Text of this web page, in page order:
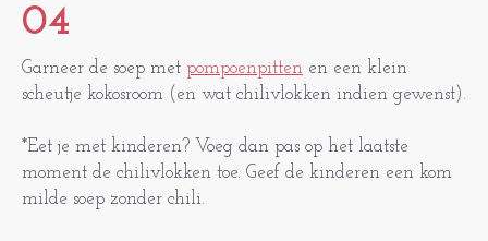
04
Garneer de soep met pompoenpitten en een klein
scheutje kokosroom (en wat chilivlokken indien gewenst).
*Eet je met kinderen? Voeg dan pas op het laatste
moment de chilivlokken toe. Geef de kinderen een kom
milde soep zonder chili.